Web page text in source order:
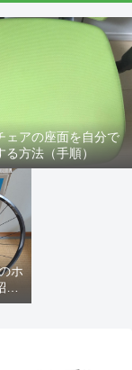
ェアの座面を自分で
る方法（手順）
ホ